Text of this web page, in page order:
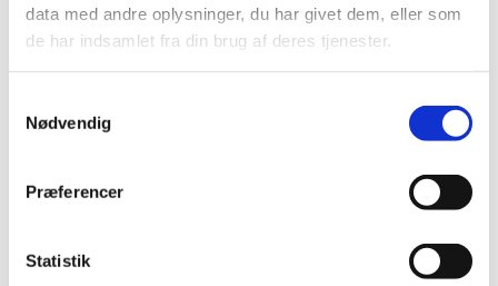
data med andre oplysninger, du har givet dem, eller som
de har indsamlet fra din brug af deres tjenester.
Nødvendig
Præferencer
Statistik
The Ministry of Foreign Affairs announces that Mr
Jacob Bjerring-Hansen by Royal Decree of 18 March
2025 has been appointed Honorary Consul for Norway
Address: Snorrebakken 66
Phone: +45 25 60 11 64